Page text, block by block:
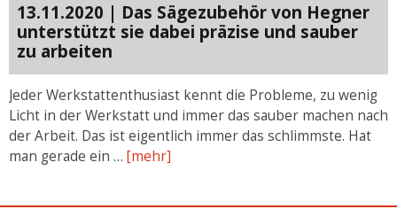
13.11.2020 | Das Sägezubehör von Hegner
unterstützt sie dabei präzise und sauber
zu arbeiten
Jeder Werkstattenthusiast kennt die Probleme, zu wenig
Licht in der Werkstatt und immer das sauber machen nach
der Arbeit. Das ist eigentlich immer das schlimmste. Hat
man gerade ein … [mehr]